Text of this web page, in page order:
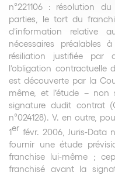
n°221106
:
résolution
parties, le tort du
d’information relative
nécessaires préalables
résiliation justifiée par
l’obligation contractuelle
est découverte par la
même, et l’étude –
signature dudit contrat
n°024128). V. en outre,
1er févr. 2006, Juris-Data
fournir une étude
franchise lui-même ;
franchisé avant la